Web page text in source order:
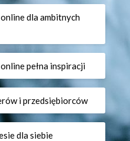
dla ambitnych
pełna inspiracji
i przedsiębiorców
dla siebie